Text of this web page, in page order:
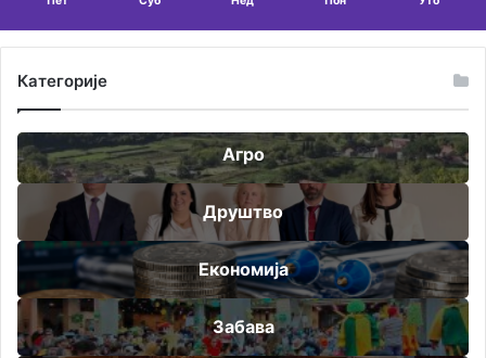
Категорије
Агро
Друштво
Економија
Забава